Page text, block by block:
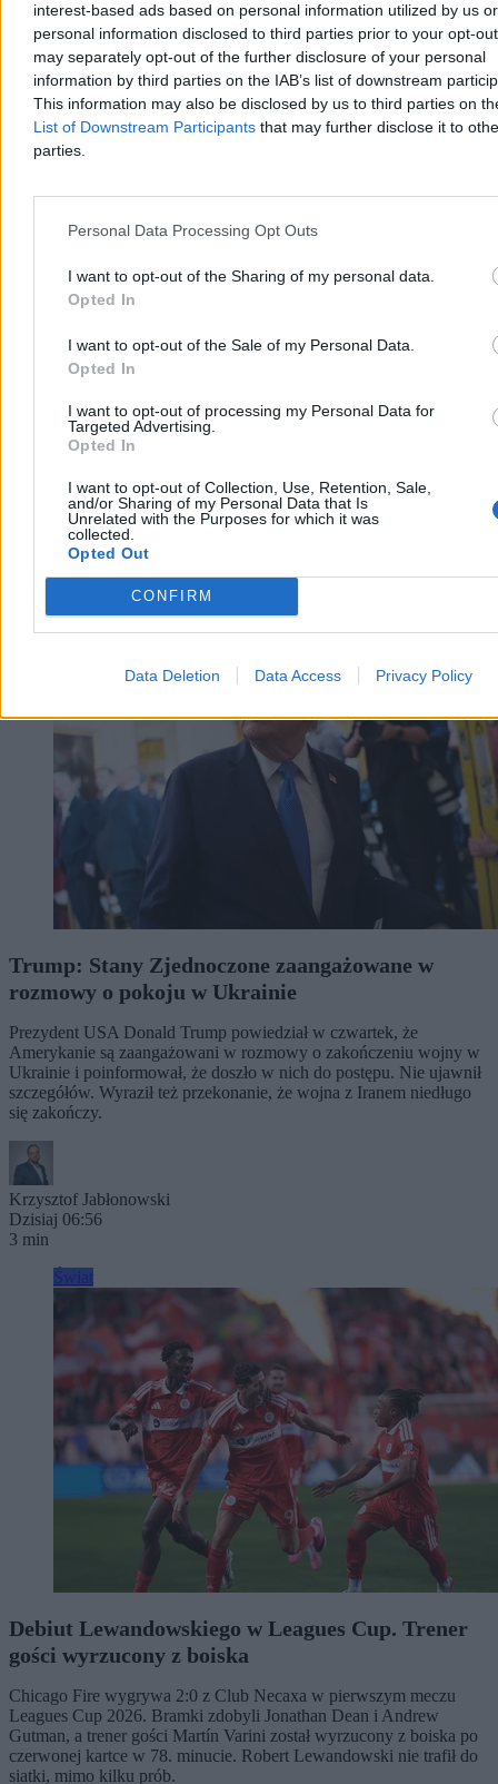
interest-based ads based on personal information utilized by us or
personal information disclosed to third parties prior to your opt-
may separately opt-out of the further disclosure of your personal
information by third parties on the IAB’s list of downstream
This information may also be disclosed by us to third parties on
List of Downstream Participants that may further disclose it to
parties.
Personal Data Processing Opt Outs
I want to opt-out of the Sharing of my personal data.
Opted In
I want to opt-out of the Sale of my Personal Data.
Opted In
I want to opt-out of processing my Personal Data for
Targeted Advertising.
Opted In
I want to opt-out of Collection, Use, Retention, Sale,
and/or Sharing of my Personal Data that Is
Unrelated with the Purposes for which it was
collected.
Opted Out
CONFIRM
Data Deletion Data Access Privacy Policy
Pożar centrum logistycznego w Jekaterynburgu.
Kolejny udany atak Ukrainy?
W Jekaterynburgu płonie centrum logistyczne największej rosyjskiej
platformy handlu internetowego Wildberries – poinformowała w
piątek firma. W komunikacie podkreślono, że to konsekwencja
ataku, ale nie podano żadnych szczegółów. W ostatnich tygodniach
w infrastrukturę tej firmy regularnie uderzają siły zbrojne Ukrainy.
Krzysztof Jabłonowski
Reklama
Świat
Trump: Stany Zjednoczone zaangażowane w
rozmowy o pokoju w Ukrainie
Prezydent USA Donald Trump powiedział w czwartek, że
Amerykanie są zaangażowani w rozmowy o zakończeniu wojny w
Ukrainie i poinformował, że doszło w nich do postępu. Nie ujawnił
szczegółów. Wyraził też przekonanie, że wojna z Iranem niedługo
się zakończy.
Krzysztof Jabłonowski
Dzisiaj 06:56
3 min
Debiut Lewandowskiego w Leagues Cup. Trener
gości wyrzucony z boiska
Chicago Fire wygrywa 2:0 z Club Necaxa w pierwszym meczu
Leagues Cup 2026. Bramki zdobyli Jonathan Dean i Andrew
Gutman, a trener gości Martín Varini został wyrzucony z boiska po
czerwonej kartce w 78. minucie. Robert Lewandowski nie trafił do
siatki, mimo kilku prób.